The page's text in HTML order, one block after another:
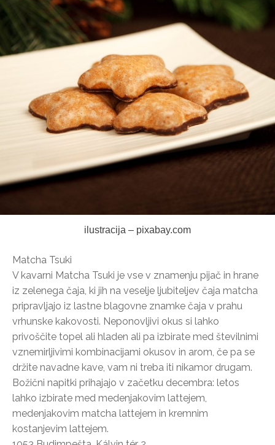
ilustracija – pixabay.com
Matcha Tsuki
V kavarni Matcha Tsuki je vse v znamenju pijač in hrane
iz zelenega čaja, ki jih na veselje ljubiteljev čaja matcha
pripravljajo iz lastne blagovne znamke čaja v prahu
vrhunske kakovosti. Neponovljivi okus si lahko
privoščite topel ali hladen ali pa izbirate med številnimi
vznemirljivimi kombinacijami okusov in arom, če pa se
držite navadne kave, vam ni treba iti nikamor drugam.
Božični napitki prihajajo v začetku decembra: letos
lahko izbirate med medenjakovim lattejem,
medenjakovim matcha lattejem in kremnim
kostanjevim lattejem.